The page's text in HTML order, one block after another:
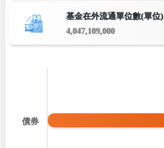
基金在外流通單位數(單位)
4,047,109,000
債券